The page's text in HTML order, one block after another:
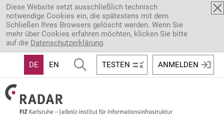
Direkt zum Inhalt
Diese Website setzt ausschließlich technisch
notwendige Cookies ein, die spätestens mit dem
Schließen Ihres Browsers gelöscht werden. Wenn Sie
mehr über Cookies erfahren möchten, klicken Sie bitte
auf die Datenschutzerklärung.
DE EN TESTEN ANMELDEN